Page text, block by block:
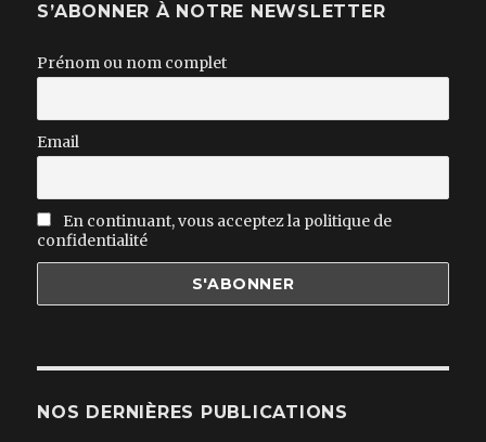
S’ABONNER À NOTRE NEWSLETTER
Prénom ou nom complet
Email
En continuant, vous acceptez la politique de
confidentialité
NOS DERNIÈRES PUBLICATIONS